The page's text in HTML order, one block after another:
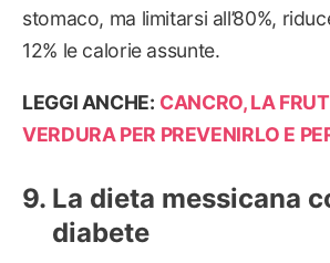
stomaco, ma limitarsi all’80%,
12% le calorie assunte.
LEGGI ANCHE: CANCRO, LA
VERDURA PER PREVENIRLO E
La dieta messicana
diabete